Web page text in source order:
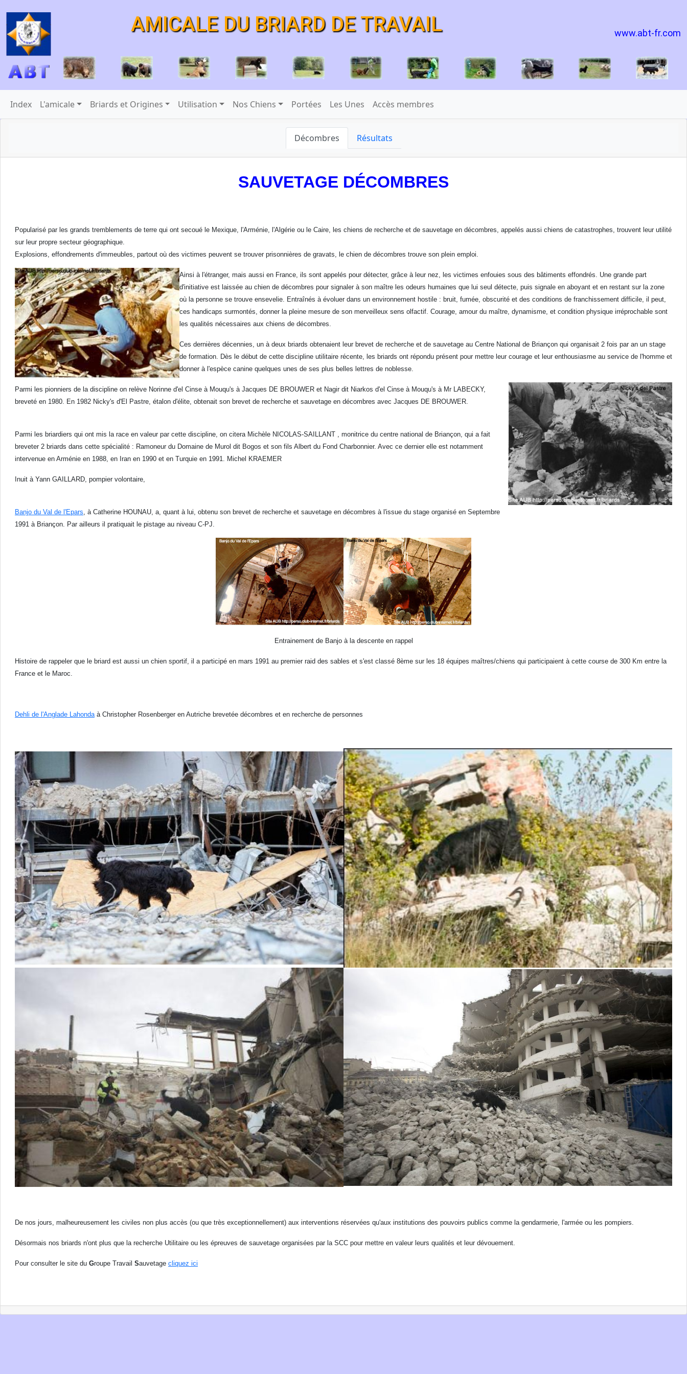
AMICALE DU BRIARD DE TRAVAIL www.abt-fr.com
Index L'amicale Briards et Origines Utilisation Nos Chiens Portées Les Unes Accès membres
Décombres Résultats
SAUVETAGE DÉCOMBRES
Popularisé par les grands tremblements de terre qui ont secoué le Mexique, l'Arménie, l'Algérie ou le Caire, les chiens de recherche et de sauvetage en décombres, appelés aussi chiens de catastrophes, trouvent leur utilité
sur leur propre secteur géographique.
Explosions, effondrements d'immeubles, partout où des victimes peuvent se trouver prisonnières de gravats, le chien de décombres trouve son plein emploi.
Ainsi à l'étranger, mais aussi en France, ils sont appelés pour détecter, grâce à leur nez, les victimes enfouies sous des bâtiments effondrés. Une grande part
d'initiative est laissée au chien de décombres pour signaler à son maître les odeurs humaines que lui seul détecte, puis signale en aboyant et en restant sur la zone
où la personne se trouve ensevelie. Entraînés à évoluer dans un environnement hostile : bruit, fumée, obscurité et des conditions de franchissement difficile, il peut,
ces handicaps surmontés, donner la pleine mesure de son merveilleux sens olfactif. Courage, amour du maître, dynamisme, et condition physique irréprochable sont
les qualités nécessaires aux chiens de décombres.
Ces dernières décennies, un à deux briards obtenaient leur brevet de recherche et de sauvetage au Centre National de Briançon qui organisait 2 fois par an un stage
de formation. Dès le début de cette discipline utilitaire récente, les briards ont répondu présent pour mettre leur courage et leur enthousiasme au service de l'homme et
donner à l'espèce canine quelques unes de ses plus belles lettres de noblesse.
Parmi les pionniers de la discipline on relève Norinne d'el Cinse à Mouqu's à Jacques DE BROUWER et Nagir dit Niarkos d'el Cinse à Mouqu's à Mr LABECKY,
breveté en 1980. En 1982 Nicky's d'El Pastre, étalon d'élite, obtenait son brevet de recherche et sauvetage en décombres avec Jacques DE BROUWER.
Parmi les briardiers qui ont mis la race en valeur par cette discipline, on citera Michèle NICOLAS-SAILLANT , monitrice du centre national de Briançon, qui a fait
breveter 2 briards dans cette spécialité : Ramoneur du Domaine de Murol dit Bogos et son fils Albert du Fond Charbonnier. Avec ce dernier elle est notamment
intervenue en Arménie en 1988, en Iran en 1990 et en Turquie en 1991. Michel KRAEMER
Inuit à Yann GAILLARD, pompier volontaire,
Banjo du Val de l'Epars, à Catherine HOUNAU, a, quant à lui, obtenu son brevet de recherche et sauvetage en décombres à l'issue du stage organisé en Septembre
1991 à Briançon. Par ailleurs il pratiquait le pistage au niveau C-PJ.
Entrainement de Banjo à la descente en rappel
Histoire de rappeler que le briard est aussi un chien sportif, il a participé en mars 1991 au premier raid des sables et s'est classé 8ème sur les 18 équipes maîtres/chiens qui participaient à cette course de 300 Km entre la
France et le Maroc.
Dehli de l'Anglade Lahondaà Christopher Rosenberger en Autriche brevetée décombres et en recherche de personnes
De nos jours, malheureusement les civiles non plus accès (ou que très exceptionnellement) aux interventions réservées qu'aux institutions des pouvoirs publics comme la gendarmerie, l'armée ou les pompiers.
Désormais nos briards n'ont plus que la recherche Utilitaire ou les épreuves de sauvetage organisées par la SCC pour mettre en valeur leurs qualités et leur dévouement.
Pour consulter le site du Groupe Travail Sauvetage cliquez ici